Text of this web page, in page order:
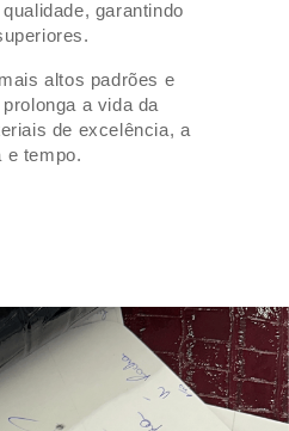
garantindo
altos padrões e
a vida da
de excelência, a
e tempo.